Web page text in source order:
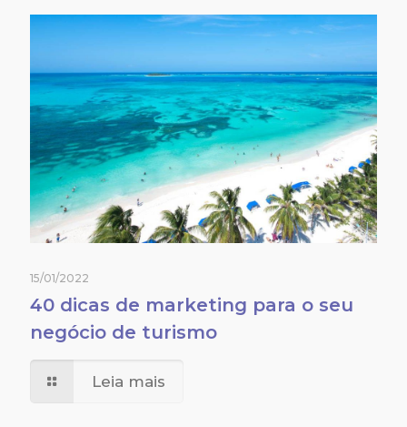
15/01/2022
40 dicas de marketing para o seu
negócio de turismo
Leia mais